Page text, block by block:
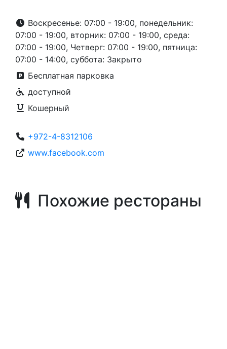
Воскресенье: 07:00 - 19:00, понедельник:
07:00 - 19:00, вторник: 07:00 - 19:00, среда:
07:00 - 19:00, Четверг: 07:00 - 19:00, пятница:
07:00 - 14:00, суббота: Закрыто
Бесплатная парковка
доступной
Кошерный
+972-4-8312106
www.facebook.com
Похожие рестораны